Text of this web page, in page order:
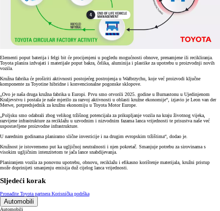
Elementi poput baterija i felgi bit će procijenjeni u pogledu mogućnosti obnove, prenamjene ili recikliranja.
Toyota planira izdvajati i materijale poput bakra, čelika, aluminija i plastike za upotrebu u proizvodnji novih
vozila.
Kružna fabrika će proširiti aktivnosti postojećeg postrojenja u Wałbrzychu, koje već proizvodi ključne
komponente za Toyotine hibridne i konvencionalne pogonske sklopove.
„Ovo je naša druga kružna fabrika u Europi. Prvu smo otvorili 2025. godine u Burnastonu u Ujedinjenom
Kraljevstvu i postala je naše mjerilo za razvoj aktivnosti u oblasti kružne ekonomije“, izjavio je Leon van der
Merwe, potpredsjednik za kružnu ekonomiju u Toyota Motor Europe.
„Poljsku smo odabrali zbog velikog tržišnog potencijala za prikupljanje vozila na kraju životnog vijeka,
razvijene infrastrukture za reciklažu u uzvodnim i nizvodnim fazama lanca vrijednosti te prisustva naše već
uspostavljene proizvodne infrastrukture.
U narednim godinama planiramo slične investicije i na drugim evropskim tržištima“, dodao je.
Kružnost je istovremeno put ka ugljičnoj neutralnosti i njen pokretač. Smanjuje potrebu za sirovinama s
visokim ugljičnim intenzitetom te jača lance snabdijevanja.
Planiranjem vozila za ponovnu upotrebu, obnovu, reciklažu i efikasno korištenje materijala, kružni pristup
može doprinijeti smanjenju emisija duž cijelog lanca vrijednosti.
Sljedeći korak
Pronađite Toyota partnera Korisnička podrška
Automobili
Automobili